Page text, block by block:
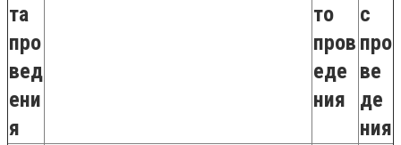
та
про
вед
ени
я
то
пров
еде
ния
с
про
ве
де
ния